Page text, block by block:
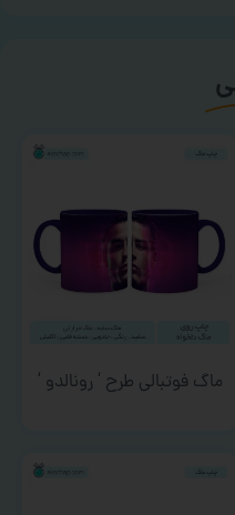
ماگ فوتبالی طرح ‘ رونالدو ‘